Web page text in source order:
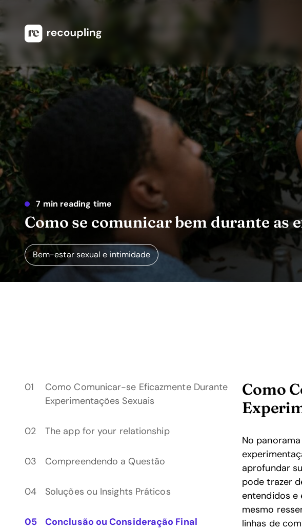
7 min reading time
Como se comunicar bem durante as
Bem-estar sexual e intimidade
Como Comunicar-se Eficazmente Durante
Experimentações Sexuais
The app for your relationship
Compreendendo a Questão
Soluções ou Insights Práticos
Conclusão ou Consideração Final
Como
No
aprofundar
pode trazer
entendidos e
mesmo
linhas de